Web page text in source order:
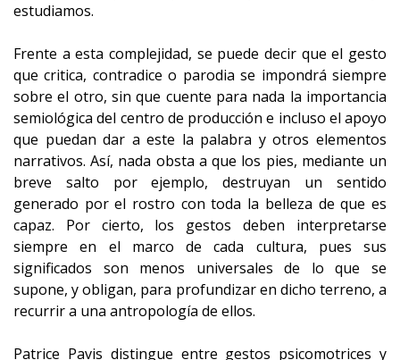
estudiamos.
Frente a esta complejidad, se puede decir que el gesto
que critica, contradice o parodia se impondrá siempre
sobre el otro, sin que cuente para nada la importancia
semiológica del centro de producción e incluso el apoyo
que puedan dar a este la palabra y otros elementos
narrativos. Así, nada obsta a que los pies, mediante un
breve salto por ejemplo, destruyan un sentido
generado por el rostro con toda la belleza de que es
capaz. Por cierto, los gestos deben interpretarse
siempre en el marco de cada cultura, pues sus
significados son menos universales de lo que se
supone, y obligan, para profundizar en dicho terreno, a
recurrir a una antropología de ellos.
Patrice Pavis distingue entre gestos psicomotrices y